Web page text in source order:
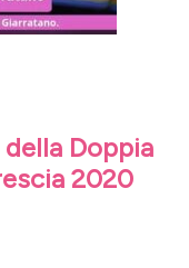
Doppia
2020